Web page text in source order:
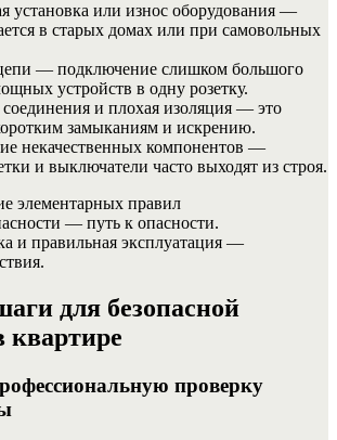
установка или износ оборудования —
в старых домах или при самовольных
— подключение слишком большого
устройств в одну розетку.
и плохая изоляция — это
замыканиям и искрению.
некачественных компонентов —
и выключатели часто выходят из строя.
элементарных правил
— путь к опасности.
и правильная эксплуатация —
для безопасной
квартире
проверку